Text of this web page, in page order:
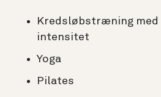
Kredsløbstræning
intensitet
Yoga
Pilates